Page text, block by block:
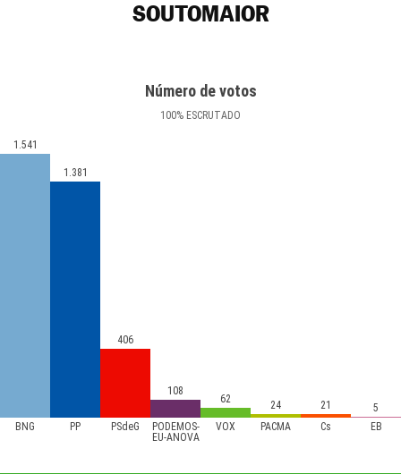
SOUTOMAIOR
Número de votos
100% ESCRUTADO
BNG PP PSdeG
PODEMOS-
EU-ANOVA
VOX PACMA Cs EB
1.541
1.381
406
108
62 24 21 5